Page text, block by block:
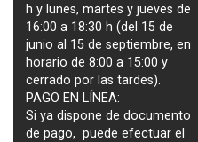
h y lunes, martes y jueves de
16:00 a 18:30 h (del 15 de
junio al 15 de septiembre, en
horario de 8:00 a 15:00 y
cerrado por las tardes).
PAGO EN LÍNEA:
Si ya dispone de documento
de pago, puede efectuar el